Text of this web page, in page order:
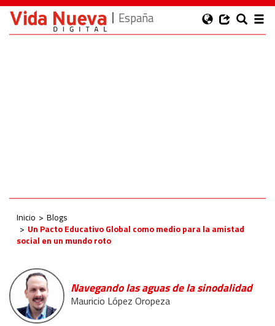
España
Inicio
Blogs
Un Pacto Educativo Global como medio para la amistad
social en un mundo roto
Navegando las aguas de la sinodalidad
Mauricio López Oropeza